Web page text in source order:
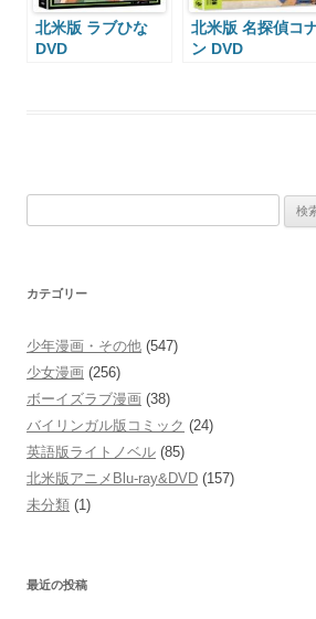
北米版 ラブひな
DVD
北米版 名探偵コ
ン DVD
カテゴリー
少年漫画・その他 (547)
少女漫画 (256)
ボーイズラブ漫画 (38)
バイリンガル版コミック (24)
英語版ライトノベル (85)
北米版アニメBlu-ray&DVD (157)
未分類 (1)
最近の投稿